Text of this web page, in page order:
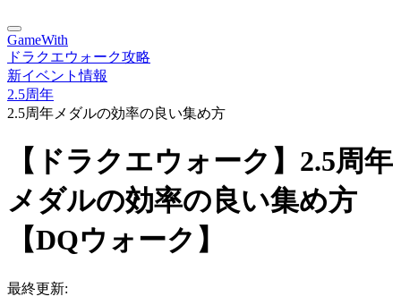
GameWith
ドラクエウォーク攻略
新イベント情報
2.5周年
2.5周年メダルの効率の良い集め方
【ドラクエウォーク】2.5周年
メダルの効率の良い集め方
【DQウォーク】
最終更新: